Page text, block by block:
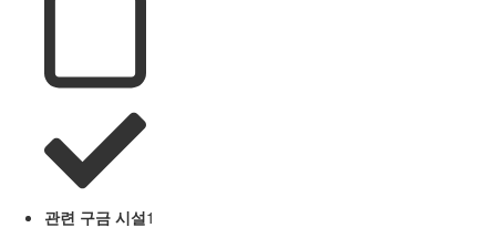
관련 구금 시설1